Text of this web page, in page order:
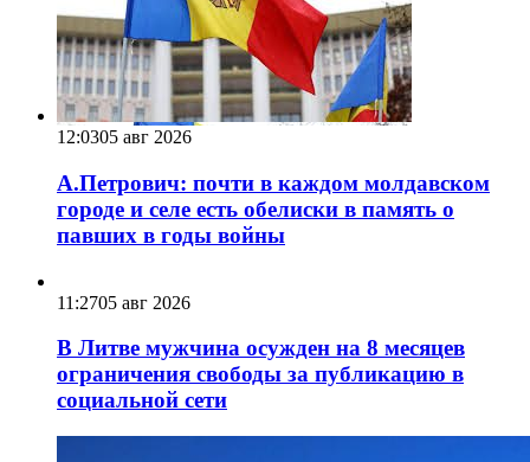
12:0305 авг 2026
А.Петрович: почти в каждом молдавском
городе и селе есть обелиски в память о
павших в годы войны
11:2705 авг 2026
В Литве мужчина осужден на 8 месяцев
ограничения свободы за публикацию в
социальной сети